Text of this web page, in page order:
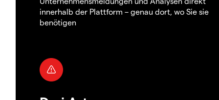
innerhalb der Plattform – genau dort, wo Sie sie
benötigen